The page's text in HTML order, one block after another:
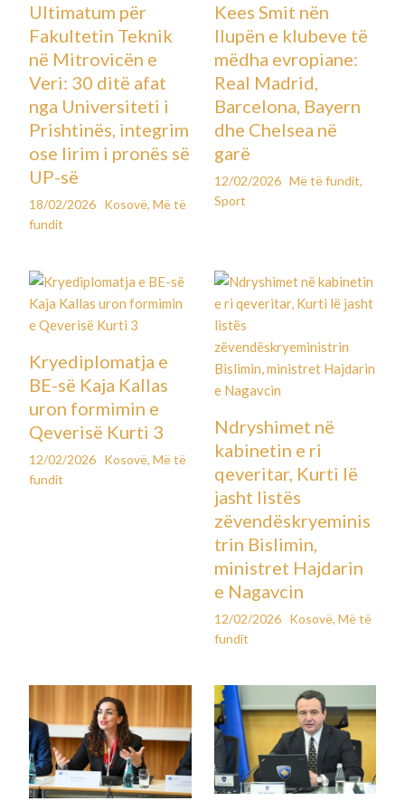
Ultimatum për
Fakultetin Teknik
në Mitrovicën e
Veri: 30 ditë afat
nga Universiteti i
Prishtinës, integrim
ose lirim i pronës së
UP-së
18/02/2026 Kosovë,Më të
fundit
Kees Smit nën
llupën e klubeve të
mëdha evropiane:
Real Madrid,
Barcelona, Bayern
dhe Chelsea në
garë
12/02/2026 Më të fundit,
Sport
Kryediplomatja e
BE-së Kaja Kallas
uron formimin e
Qeverisë Kurti 3
12/02/2026 Kosovë,Më të
fundit
Ndryshimet në
kabinetin e ri
qeveritar, Kurti lë
jasht listës
zëvendëskryeminis
trin Bislimin,
ministret Hajdarin
e Nagavcin
12/02/2026 Kosovë, Më të
fundit